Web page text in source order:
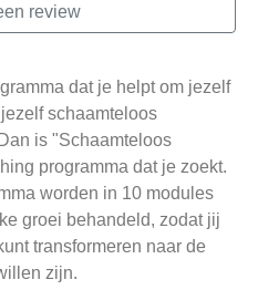
review
dat je helpt om jezelf
schaamteloos
is "Schaamteloos
programma dat je zoekt.
worden in 10 modules
groei behandeld, zodat jij
transformeren naar de
zijn.